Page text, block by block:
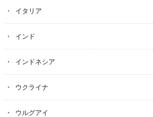
イタリア
インド
インドネシア
ウクライナ
ウルグアイ